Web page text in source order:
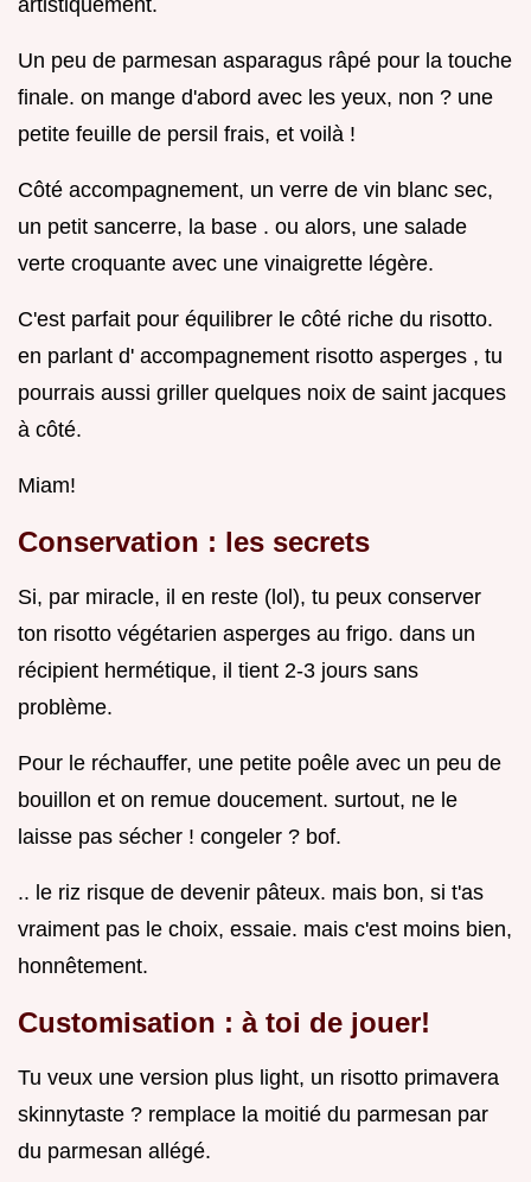
artistiquement.
Un peu de parmesan asparagus râpé pour la touche
finale. on mange d'abord avec les yeux, non ? une
petite feuille de persil frais, et voilà !
Côté accompagnement, un verre de vin blanc sec,
un petit sancerre, la base . ou alors, une salade
verte croquante avec une vinaigrette légère.
C'est parfait pour équilibrer le côté riche du risotto.
en parlant d' accompagnement risotto asperges , tu
pourrais aussi griller quelques noix de saint jacques
à côté.
Miam!
Conservation : les secrets
Si, par miracle, il en reste (lol), tu peux conserver
ton risotto végétarien asperges au frigo. dans un
récipient hermétique, il tient 2-3 jours sans
problème.
Pour le réchauffer, une petite poêle avec un peu de
bouillon et on remue doucement. surtout, ne le
laisse pas sécher ! congeler ? bof.
.. le riz risque de devenir pâteux. mais bon, si t'as
vraiment pas le choix, essaie. mais c'est moins bien,
honnêtement.
Customisation : à toi de jouer!
Tu veux une version plus light, un risotto primavera
skinnytaste ? remplace la moitié du parmesan par
du parmesan allégé.